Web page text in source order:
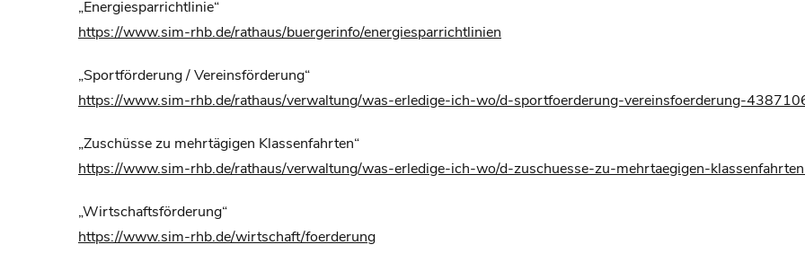
„Energiesparrichtlinie“
https://www.sim-rhb.de/rathaus/buergerinfo/energiesparrichtlinien
„Sportförderung / Vereinsförderung“
https://www.sim-rhb.de/rathaus/verwaltung/was-erledige-ich-wo/d-sportfoerderung-vereinsfoerderung-
„Zuschüsse zu mehrtägigen Klassenfahrten“
https://www.sim-rhb.de/rathaus/verwaltung/was-erledige-ich-wo/d-zuschuesse-zu-mehrtaegigen-
„Wirtschaftsförderung“
https://www.sim-rhb.de/wirtschaft/foerderung